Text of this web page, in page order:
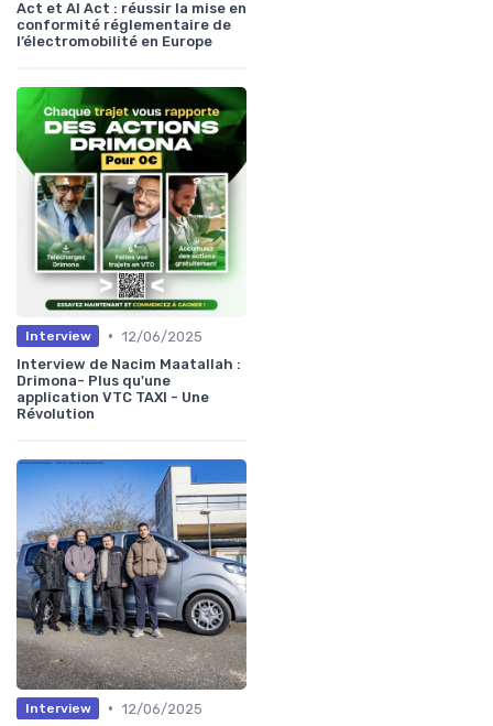
Act et AI Act : réussir la mise en
conformité réglementaire de
l’électromobilité en Europe
Interview • 12/06/2025
Interview de Nacim Maatallah :
Drimona- Plus qu'une
application VTC TAXI - Une
Révolution
Interview • 12/06/2025